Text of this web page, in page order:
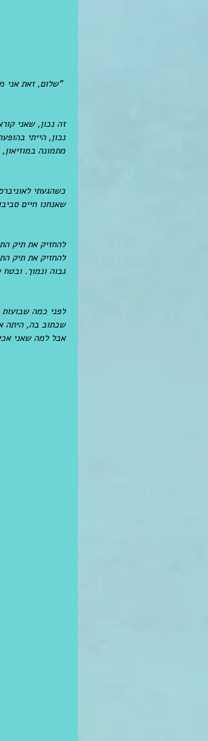
"שלום, זאת אני מהעשרים מנדטים. נעים להכיר. רציתי להגיד כמה מילים על תרבות:
זה נכון, שאני
נכון, הייתי
מתמונה
כשהגעתי
שאנחנו חיים
להחזיק את תיק
להחזיק את תיק
גבוה ונמוך.
לפני כמה שבועות
שכתוב בה, היתה
אבל למה שאני